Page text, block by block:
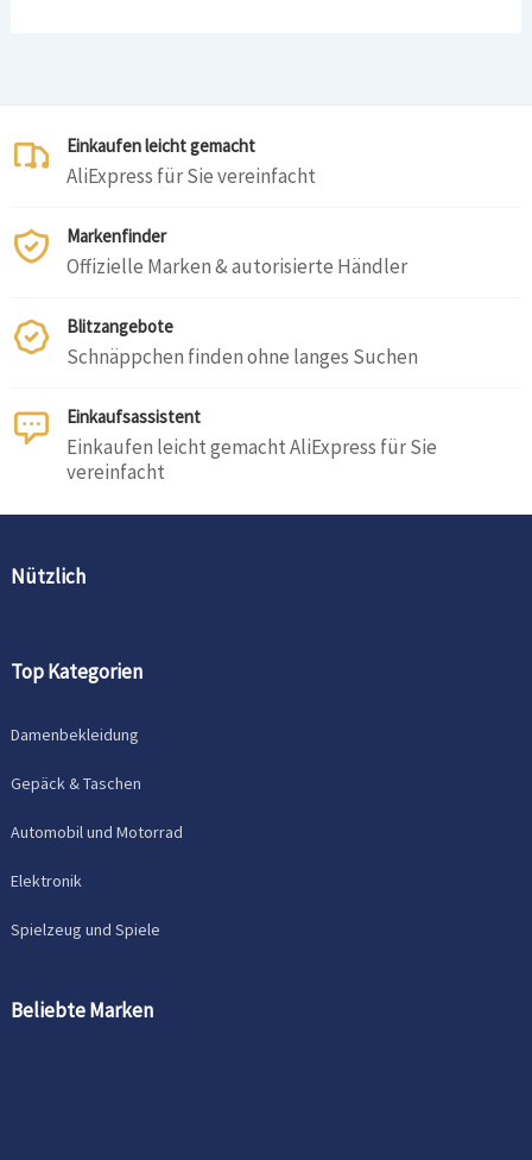
Einkaufen leicht gemacht
AliExpress für Sie vereinfacht
Markenfinder
Offizielle Marken & autorisierte Händler
Blitzangebote
Schnäppchen finden ohne langes Suchen
Einkaufsassistent
Einkaufen leicht gemacht AliExpress für Sie
vereinfacht
Nützlich
Top Kategorien
Damenbekleidung
Gepäck & Taschen
Automobil und Motorrad
Elektronik
Spielzeug und Spiele
Beliebte Marken